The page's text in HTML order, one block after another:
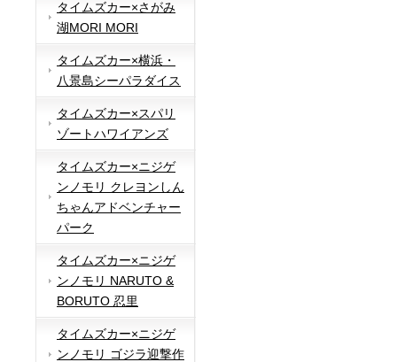
タイムズカー×さがみ
湖MORI MORI
タイムズカー×横浜・
八景島シーパラダイス
タイムズカー×スパリ
ゾートハワイアンズ
タイムズカー×ニジゲ
ンノモリ クレヨンしん
ちゃんアドベンチャー
パーク
タイムズカー×ニジゲ
ンノモリ NARUTO &
BORUTO 忍里
タイムズカー×ニジゲ
ンノモリ ゴジラ迎撃作